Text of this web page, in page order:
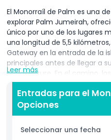
El Monorraíl de Palm es una
explorar Palm Jumeirah,
único por uno de los lugares
una longitud de 5,5
Gateway en la entrada de la
principales antes de llegar a
Aquaventure. En el camino,
cómodamente a atracciones
Ittihad Park y Nakheel Mall,
práctica y agradable de
en 2009, el Monorraíl de
único sistema de transporte
sirviendo no solo a turistas,
Leer más
Entradas para el
Opciones
Seleccionar una fecha